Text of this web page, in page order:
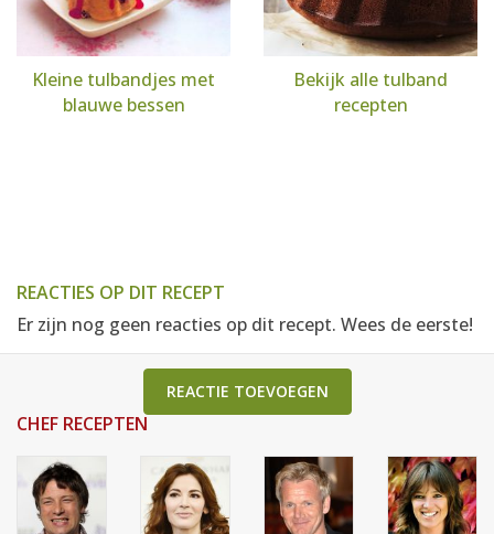
Kleine tulbandjes met
blauwe bessen
Bekijk alle tulband
recepten
REACTIES OP DIT RECEPT
Er zijn nog geen reacties op dit recept. Wees de eerste!
REACTIE TOEVOEGEN
CHEF RECEPTEN